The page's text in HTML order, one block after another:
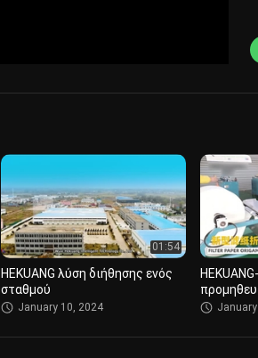
01:54
HEKUANG λύση διήθησης ενός
σταθμού
January 10, 2024